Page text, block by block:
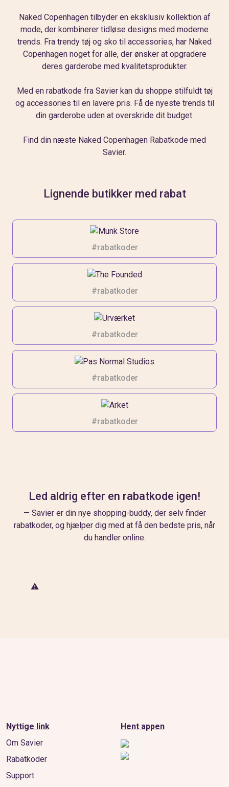
Naked Copenhagen tilbyder en eksklusiv kollektion af
mode, der kombinerer tidløse designs med moderne
trends. Fra trendy tøj og sko til accessories, har Naked
Copenhagen noget for alle, der ønsker at opgradere
deres garderobe med kvalitetsprodukter.
Med en rabatkode fra Savier kan du shoppe stilfuldt tøj
og accessories til en lavere pris. Få de nyeste trends til
din garderobe uden at overskride dit budget.
Find din næste Naked Copenhagen Rabatkode med
Savier.
Lignende butikker med rabat
#rabatkoder
#rabatkoder
#rabatkoder
#rabatkoder
#rabatkoder
Led aldrig efter en rabatkode igen!
— Savier er din nye shopping-buddy, der selv finder
rabatkoder, og hjælper dig med at få den bedste pris, når
du handler online.
Nyttige link
Om Savier
Rabatkoder
Support
Hent appen